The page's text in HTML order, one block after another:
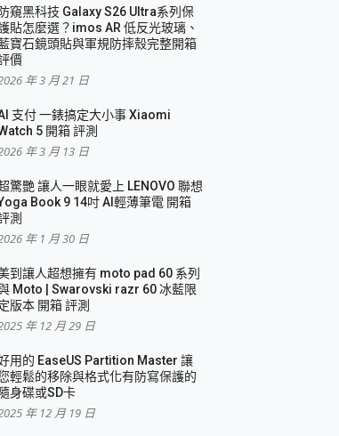
V30 Pro
窺黑科技 Galaxy S26 Ultra系列保
貼怎麼選？imos AR 低反光玻璃、
寶石鏡頭貼與軍規防摔殼完整開箱
價
年 3 月 21 日
支付 一錶搞定大小事 Xiaomi
5 開箱 評測
年 3 月 13 日
驚艷 讓人一眼就愛上 LENOVO 聯想
Book 9 14吋 AI輕薄筆電 開箱
測
年 1 月 30 日
到讓人超想擁有 moto pad 60 系列
Moto | Swarovski razr 60 冰藍限
版本 開箱 評測
年 12 月 29 日
用的 EaseUS Partition Master 讓
輕鬆的移除與格式化有防寫保護的
身碟或SD卡
年 12 月 19 日